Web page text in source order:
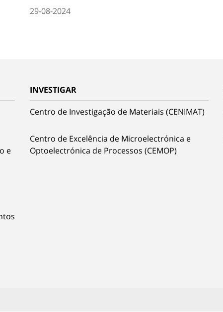
29-08-2024
e
INVESTIGAR
Centro de Investigação de Materiais (CENIMAT)
Centro de Excelência de Microelectrónica e
Optoelectrónica de Processos (CEMOP)